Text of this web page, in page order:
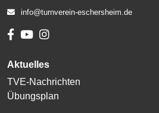
info@turnverein-eschersheim.de
Aktuelles
TVE-Nachrichten
Übungsplan